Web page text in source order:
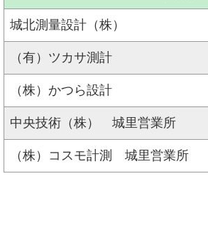
城北測量設計（株）
（有）ツカサ測計
（株）かつら設計
中央技術（株） 城里営業所
（株）コスモ計測 城里営業所